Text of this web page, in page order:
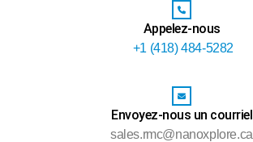
Appelez-nous
+1 (418) 484-5282
Envoyez-nous un courriel
sales.rmc@nanoxplore.ca